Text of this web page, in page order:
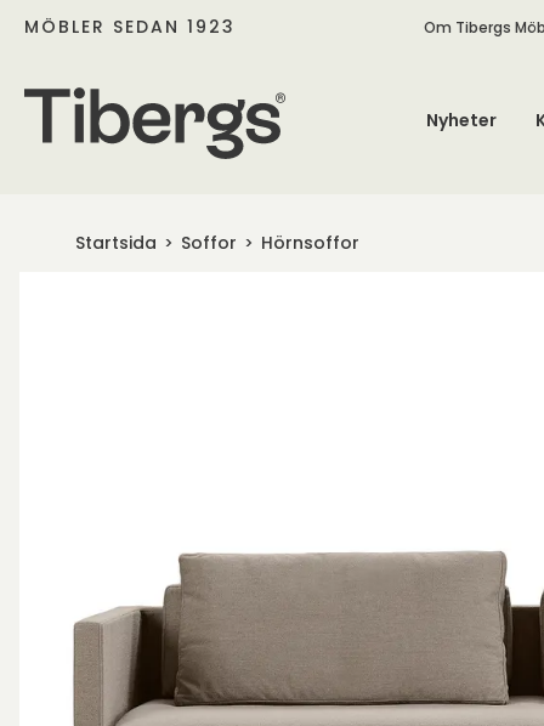
MÖBLER SEDAN 1923 Om Tibergs
Nyheter
Startsida Soffor Hörnsoffor